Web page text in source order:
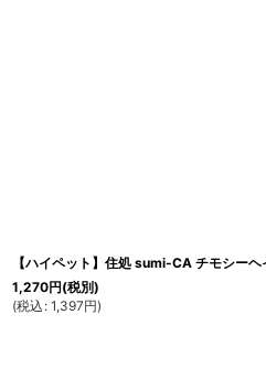
【ハイペット】住処 sumi-CA チモシー
1,270円(税別)
(税込 : 1,397円)